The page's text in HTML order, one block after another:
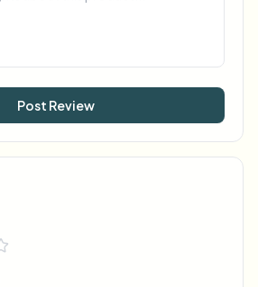
Post Review